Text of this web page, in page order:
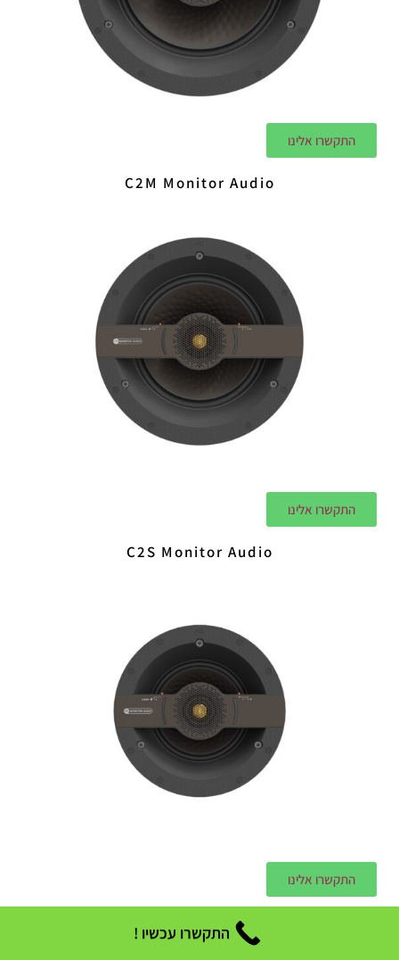
התקשרו אלינו
C2M Monitor Audio
התקשרו אלינו
C2S Monitor Audio
התקשרו אלינו
CSS230 Monitor Audio
התקשרו עכשיו !